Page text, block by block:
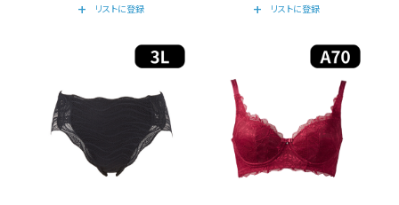
add
リストに登録
add
リストに登録